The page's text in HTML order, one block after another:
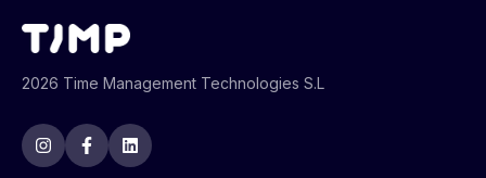
2026 Time Management Technologies S.L